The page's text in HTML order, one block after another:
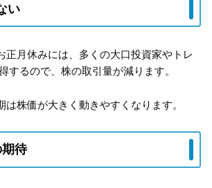
い
正月休みには、多くの大口投資家やトレ
するので、株の取引量が減ります。
は株価が大きく動きやすくなります。
待